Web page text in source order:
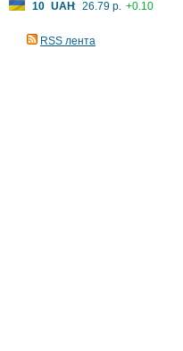
10 UAH: 26.79 р. +0.10
RSS лента